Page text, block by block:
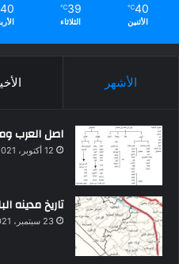
40
℃
الأثنين
39
℃
الثلاثاء
40
الأشهر
اصل العرب
12 أكتوبر، 2021
تاريخ مدينه
23 سبتمبر، 2021